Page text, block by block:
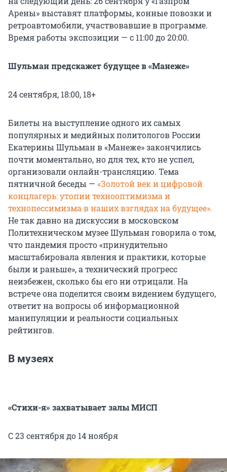
Арены» выставят платформы, конные повозки и
ретроавтомобили, участвовавшие в программе.
Время работы экспозиции — с 11:00 до 20:00.
Шульман предскажет будущее в «Манеже»
24 сентября, 18:00, 18+
Билеты на выступление одного их самых
популярных и медийных политологов России
Екатерины Шульман в «Манеже» закончились
почти моментально, но для тех, кто не успел,
организовали онлайн-трансляцию. Тема
пятничной беседы — «Золотой век и цифровой
концлагерь: утопии технооптимизма и
технопессимизма в наших взглядах на будущее».
Не так давно на дискуссии в московском
Политехническом музее Шульман говорила о том,
что пандемия просто «принудительно
масштабировала явления и практики, которые
были и раньше», а технический прогресс
неизбежен, сколько бы его ни отрицали. На
встрече она поделится своим видением будущего,
ответит на вопросы об информационной
манипуляции и реальности социальных
рейтингов.
В музеях
«Стихи-я» захватывает залы МИСП
С 23 сентября до 14 ноября